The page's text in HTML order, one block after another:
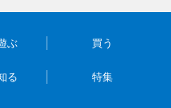
ぶ 買う
る 特集